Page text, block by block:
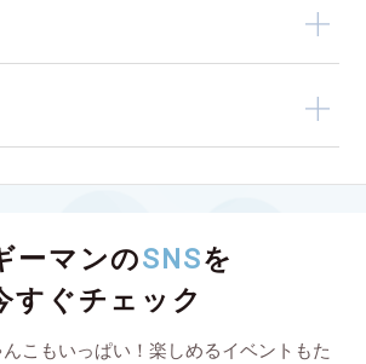
ーマンのSNSを
すぐチェック
こもいっぱい！楽しめるイベントもた